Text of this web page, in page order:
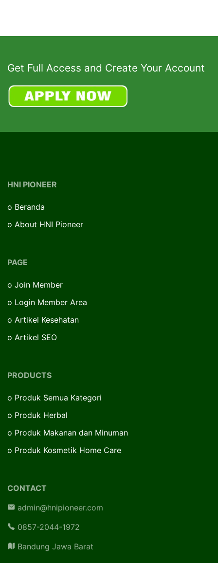
Get Full Access and Create Your Account
HNI PIONEER
o Beranda
o About HNI Pioneer
PAGE
o Join Member
o Login Member Area
o Artikel Kesehatan
o Artikel SEO
PRODUCTS
o Produk Semua Kategori
o Produk Herbal
o Produk Makanan dan Minuman
o Produk Kosmetik Home Care
CONTACT
admin@hnipioneer.com
0857-2044-1972
Bandung Jawa Barat